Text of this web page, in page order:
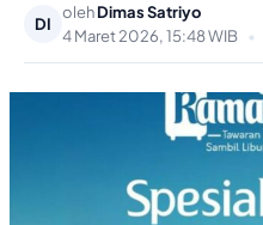
DI
olehDimas Satriyo
4 Maret 2026, 15:48 WIB
•